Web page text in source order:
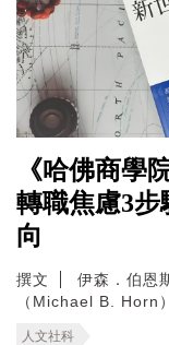
《哈佛商學
轉職焦慮3
向
撰文
伊森．伯恩
（Michael B. Horn
人文社科